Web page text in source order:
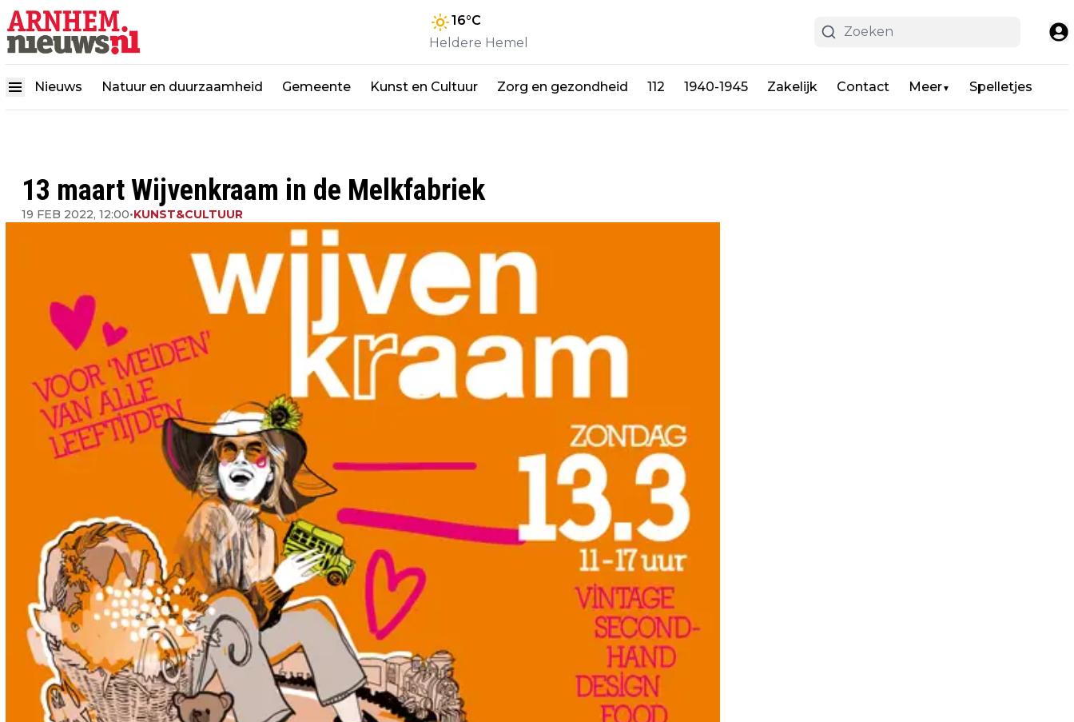
16°C
Heldere Hemel
Nieuws Natuur en duurzaamheid Gemeente Kunst en Cultuur Zorg en gezondheid 112 1940-1945 Zakelijk Contact Meer▼ Spelletjes
13 maart Wijvenkraam in de Melkfabriek
19 FEB 2022, 12:00•KUNST&CULTUUR